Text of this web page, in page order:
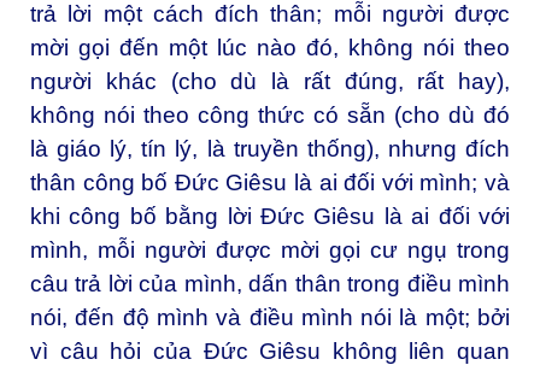
trả lời một cách đích thân; mỗi người được
mời gọi đến một lúc nào đó, không nói theo
người khác (cho dù là rất đúng, rất hay),
không nói theo công thức có sẵn (cho dù đó
là giáo lý, tín lý, là truyền thống), nhưng đích
thân công bố Đức Giêsu là ai đối với mình; và
khi công bố bằng lời Đức Giêsu là ai đối với
mình, mỗi người được mời gọi cư ngụ trong
câu trả lời của mình, dấn thân trong điều mình
nói, đến độ mình và điều mình nói là một; bởi
vì câu hỏi của Đức Giêsu không liên quan